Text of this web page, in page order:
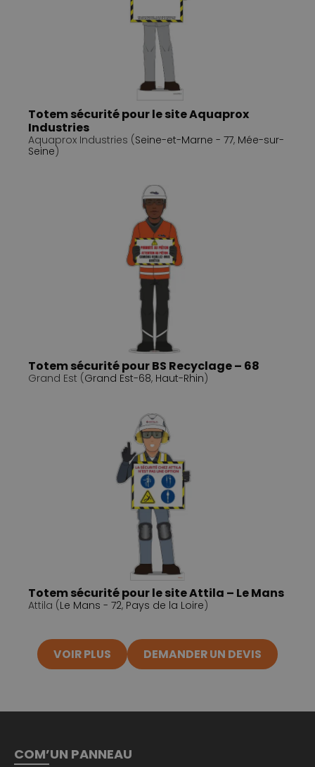
Totem sécurité pour le site Aquaprox
Industries
Aquaprox Industries (Seine-et-Marne - 77, Mée-sur-
Seine)
Totem sécurité pour BS Recyclage – 68
Grand Est (Grand Est-68, Haut-Rhin)
Totem sécurité pour le site Attila – Le Mans
Attila (Le Mans - 72, Pays de la Loire)
VOIR PLUS DEMANDER UN DEVIS
COM’UN PANNEAU